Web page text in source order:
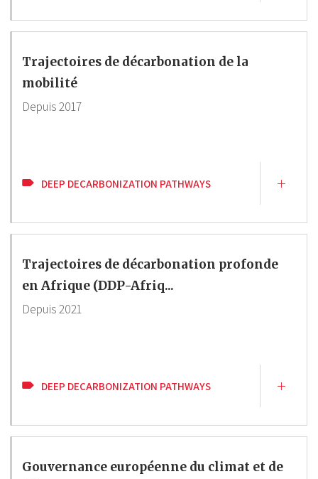
Trajectoires de décarbonation de la
mobilité
Depuis2017
DEEP DECARBONIZATION PATHWAYS
Trajectoires de décarbonation profonde
en Afrique (DDP-Afriq...
Depuis2021
DEEP DECARBONIZATION PATHWAYS
Gouvernance européenne du climat et de